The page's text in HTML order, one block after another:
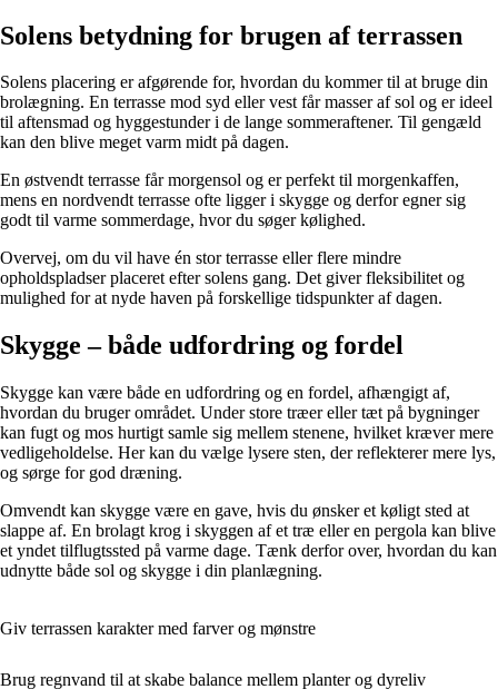
Solens betydning for brugen af terrassen
Solens placering er afgørende for, hvordan du kommer til at bruge din
brolægning. En terrasse mod syd eller vest får masser af sol og er ideel
til aftensmad og hyggestunder i de lange sommeraftener. Til gengæld
kan den blive meget varm midt på dagen.
En østvendt terrasse får morgensol og er perfekt til morgenkaffen,
mens en nordvendt terrasse ofte ligger i skygge og derfor egner sig
godt til varme sommerdage, hvor du søger kølighed.
Overvej, om du vil have én stor terrasse eller flere mindre
opholdspladser placeret efter solens gang. Det giver fleksibilitet og
mulighed for at nyde haven på forskellige tidspunkter af dagen.
Skygge – både udfordring og fordel
Skygge kan være både en udfordring og en fordel, afhængigt af,
hvordan du bruger området. Under store træer eller tæt på bygninger
kan fugt og mos hurtigt samle sig mellem stenene, hvilket kræver mere
vedligeholdelse. Her kan du vælge lysere sten, der reflekterer mere lys,
og sørge for god dræning.
Omvendt kan skygge være en gave, hvis du ønsker et køligt sted at
slappe af. En brolagt krog i skyggen af et træ eller en pergola kan blive
et yndet tilflugtssted på varme dage. Tænk derfor over, hvordan du kan
udnytte både sol og skygge i din planlægning.
Giv terrassen karakter med farver og mønstre
Brug regnvand til at skabe balance mellem planter og dyreliv